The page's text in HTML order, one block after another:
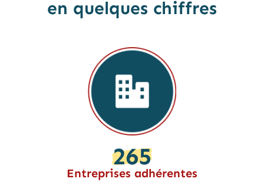
en quelques chiffres
265
Entreprises adhérentes